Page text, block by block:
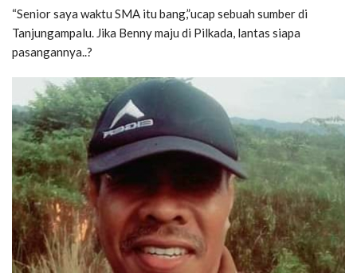
“Senior saya waktu SMA itu bang,”ucap sebuah sumber di
Tanjungampalu. Jika Benny maju di Pilkada, lantas siapa
pasangannya..?